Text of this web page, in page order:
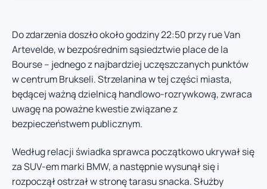
Do zdarzenia doszło około godziny 22:50 przy rue Van
Artevelde, w bezpośrednim sąsiedztwie place de la
Bourse – jednego z najbardziej uczęszczanych punktów
w centrum Brukseli. Strzelanina w tej części miasta,
będącej ważną dzielnicą handlowo-rozrywkową, zwraca
uwagę na poważne kwestie związane z
bezpieczeństwem publicznym.
Według relacji świadka sprawca początkowo ukrywał się
za SUV-em marki BMW, a następnie wysunął się i
rozpoczął ostrzał w stronę tarasu snacka. Służby